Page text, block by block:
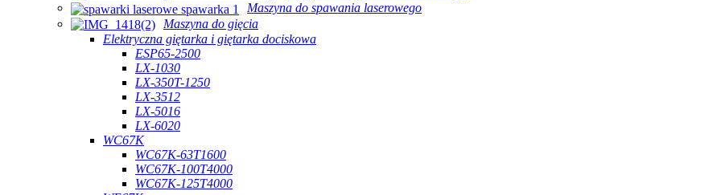
Maszyna do spawania laserowego
Maszyna do gięcia
Elektryczna giętarka i giętarka dociskowa
ESP65-2500
LX-1030
LX-350T-1250
LX-3512
LX-5016
LX-6020
WC67K
WC67K-63T1600
WC67K-100T4000
WC67K-125T4000